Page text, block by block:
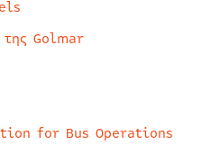
Golmar
for Bus Operations